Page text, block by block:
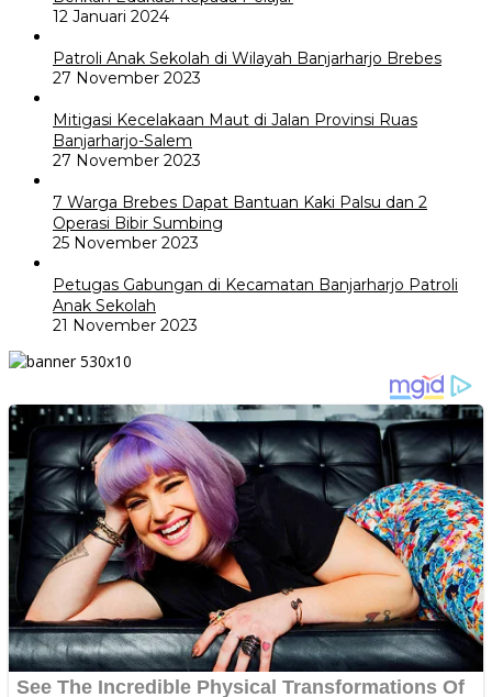
12 Januari 2024
Patroli Anak Sekolah di Wilayah Banjarharjo Brebes
27 November 2023
Mitigasi Kecelakaan Maut di Jalan Provinsi Ruas
Banjarharjo-Salem
27 November 2023
7 Warga Brebes Dapat Bantuan Kaki Palsu dan 2
Operasi Bibir Sumbing
25 November 2023
Petugas Gabungan di Kecamatan Banjarharjo Patroli
Anak Sekolah
21 November 2023